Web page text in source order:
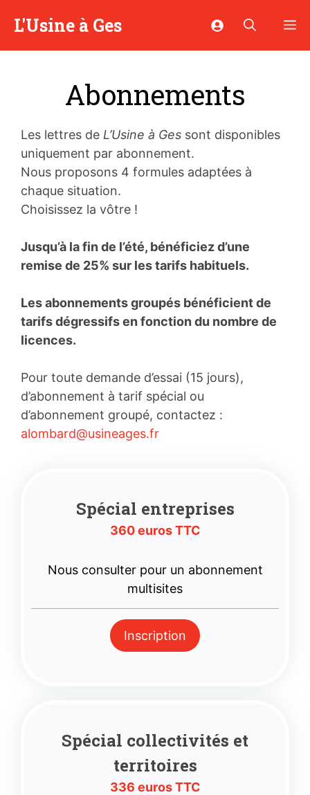
L'Usine à Ges
Abonnements
Les lettres de L’Usine à Ges sont disponibles
uniquement par abonnement.
Nous proposons 4 formules adaptées à
chaque situation.
Choisissez la vôtre !
Jusqu’à la fin de l’été, bénéficiez d’une
remise de 25% sur les tarifs habituels.
Les abonnements groupés bénéficient de
tarifs dégressifs en fonction du nombre de
licences.
Pour toute demande d’essai (15 jours),
d’abonnement à tarif spécial ou
d’abonnement groupé, contactez :
alombard@usineages.fr
Spécial entreprises
360 euros TTC
Nous consulter pour un abonnement
multisites
Inscription
Spécial collectivités et
territoires
336 euros TTC